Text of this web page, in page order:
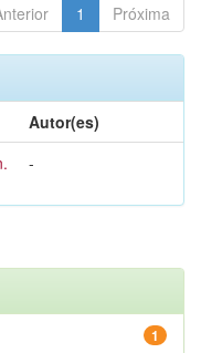
1 Próxima
Autor(es)
-
1